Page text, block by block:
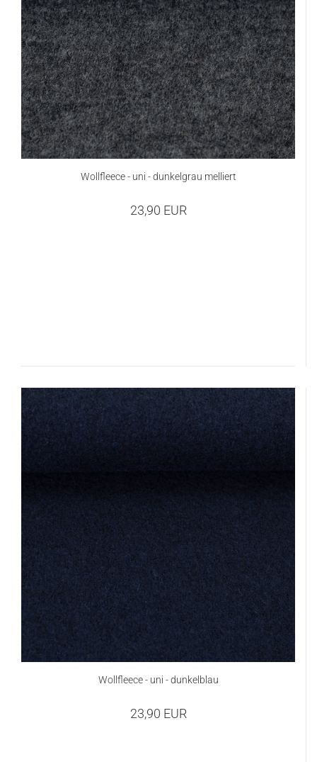
Wollfleece - uni - dunkelgrau melliert
23,90 EUR
Wollfleece - uni - dunkelblau
23,90 EUR